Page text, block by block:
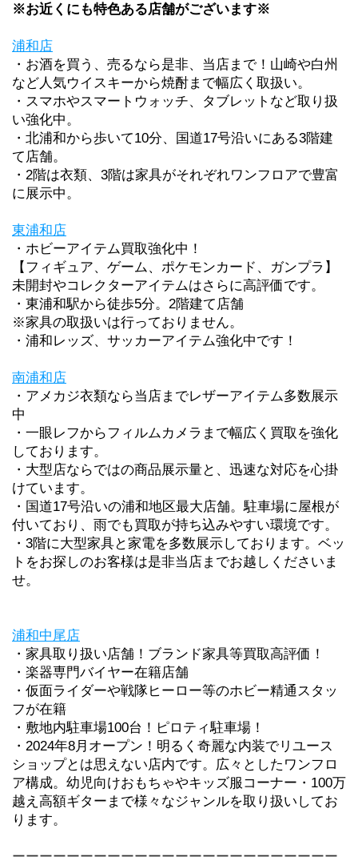
※お近くにも特色ある店舗がございます※
浦和店
・お酒を買う、売るなら是非、当店まで！山崎や白州
など人気ウイスキーから焼酎まで幅広く取扱い。
・スマホやスマートウォッチ、タブレットなど取り扱
い強化中。
・北浦和から歩いて10分、国道17号沿いにある3階建
て店舗。
・2階は衣類、3階は家具がそれぞれワンフロアで豊富
に展示中。
東浦和店
・ホビーアイテム買取強化中！
【フィギュア、ゲーム、ポケモンカード、ガンプラ】
未開封やコレクターアイテムはさらに高評価です。
・東浦和駅から徒歩5分。2階建て店舗
※家具の取扱いは行っておりません。
・浦和レッズ、サッカーアイテム強化中です！
南浦和店
・アメカジ衣類なら当店までレザーアイテム多数展示
中
・一眼レフからフィルムカメラまで幅広く買取を強化
しております。
・大型店ならではの商品展示量と、迅速な対応を心掛
けています。
・国道17号沿いの浦和地区最大店舗。駐車場に屋根が
付いており、雨でも買取が持ち込みやすい環境です。
・3階に大型家具と家電を多数展示しております。ベッ
トをお探しのお客様は是非当店までお越しくださいま
せ。
浦和中尾店
・家具取り扱い店舗！ブランド家具等買取高評価！
・楽器専門バイヤー在籍店舗
・仮面ライダーや戦隊ヒーロー等のホビー精通スタッ
フが在籍
・敷地内駐車場100台！ピロティ駐車場！
・2024年8月オープン！明るく奇麗な内装でリユース
ショップとは思えない店内です。広々としたワンフロ
ア構成。幼児向けおもちゃやキッズ服コーナー・100万
越え高額ギターまで様々なジャンルを取り扱いしてお
ります。
ーーーーーーーーーーーーーーーーーーーーーーーー